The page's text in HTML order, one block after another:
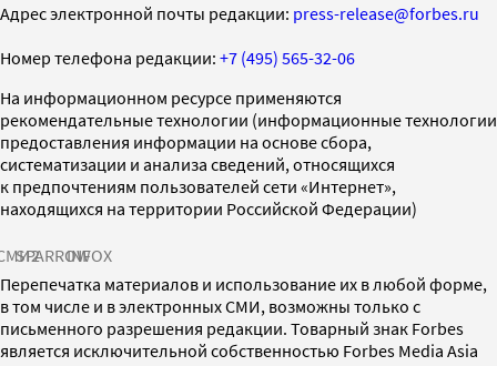
Адрес электронной почты редакции: press-release@forbes.ru
Номер телефона редакции: +7 (495) 565-32-06
На информационном ресурсе применяются
рекомендательные технологии (информационные технологии
предоставления информации на основе сбора,
систематизации и анализа сведений, относящихся
к предпочтениям пользователей сети «Интернет»,
находящихся на территории Российской Федерации)
SPARROWINFOX
Перепечатка материалов и использование их в любой форме,
в том числе и в электронных СМИ, возможны только с
письменного разрешения редакции. Товарный знак Forbes
является исключительной собственностью Forbes Media Asia